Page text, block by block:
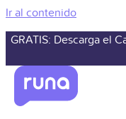
Ir al contenido
GRATIS: Descarga el